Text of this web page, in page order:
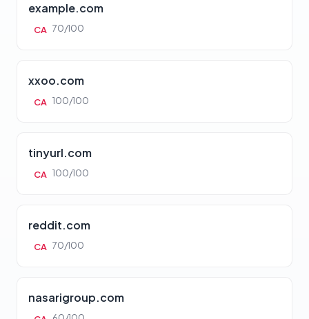
example.com
CA 70/100
xxoo.com
CA 100/100
tinyurl.com
CA 100/100
reddit.com
CA 70/100
nasarigroup.com